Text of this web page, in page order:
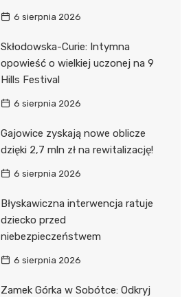
6 sierpnia 2026
Skłodowska-Curie: Intymna
opowieść o wielkiej uczonej na 9
Hills Festival
6 sierpnia 2026
Gajowice zyskają nowe oblicze
dzięki 2,7 mln zł na rewitalizację!
6 sierpnia 2026
Błyskawiczna interwencja ratuje
dziecko przed
niebezpieczeństwem
6 sierpnia 2026
Zamek Górka w Sobótce: Odkryj